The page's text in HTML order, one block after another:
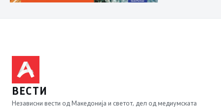
ВЕСТИ
Независни вести од Македонија и светот, дел од медиумската